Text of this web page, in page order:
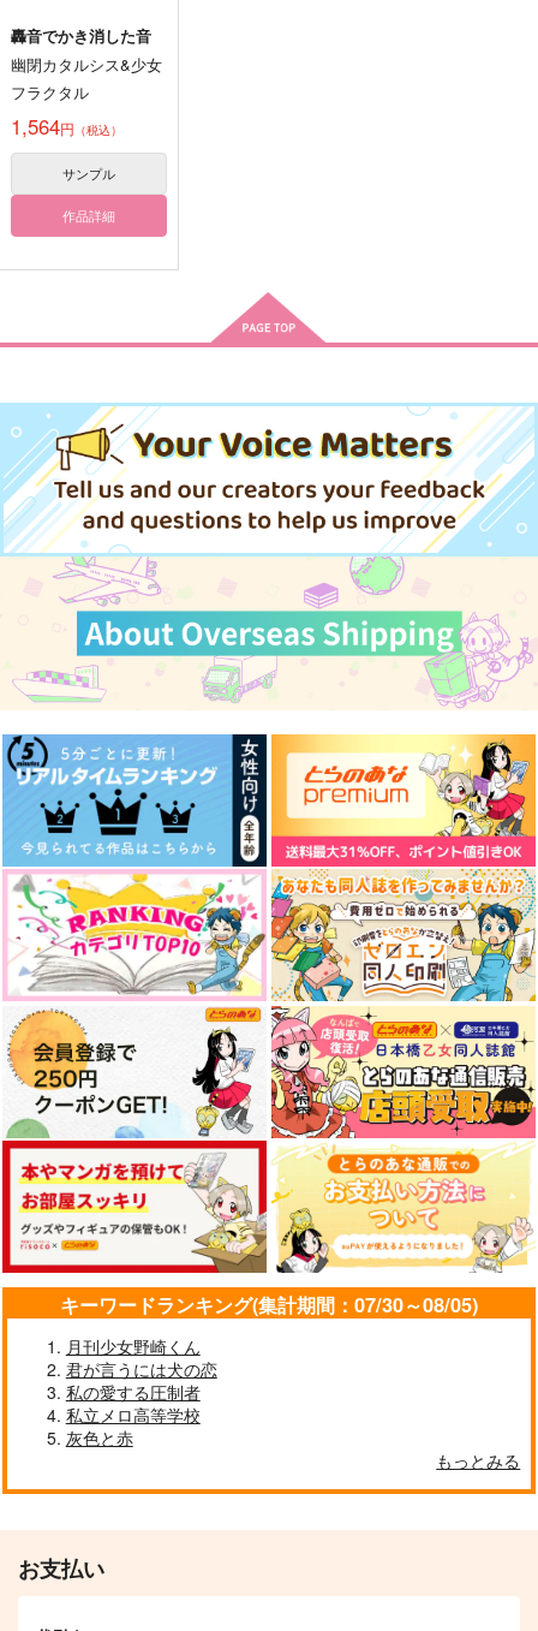
轟音でかき消した音
幽閉カタルシス&少女
フラクタル
1,564円 （税込）
サンプル
作品詳細
キーワードランキング(集計期間：07/30～08/05)
月刊少女野崎くん
君が言うには犬の恋
私の愛する圧制者
私立メロ高等学校
灰色と赤
もっとみる
お支払い